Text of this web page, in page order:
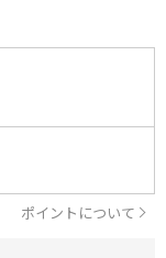
ポイントについて